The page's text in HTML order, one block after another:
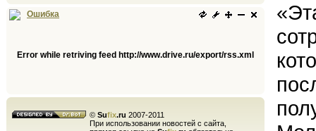
Ошибка
Error while retriving feed http://www.drive.ru/export/rss.xml
© Sufix.ru 2007-2011
При использовании новостей с сайта,